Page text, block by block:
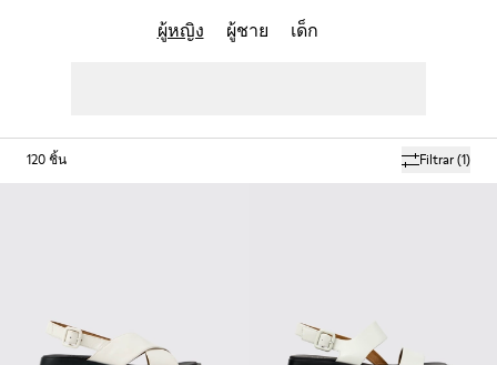
ผู้หญิง ผู้ชาย เด็ก
Filtrar(1)
120ชิ้น